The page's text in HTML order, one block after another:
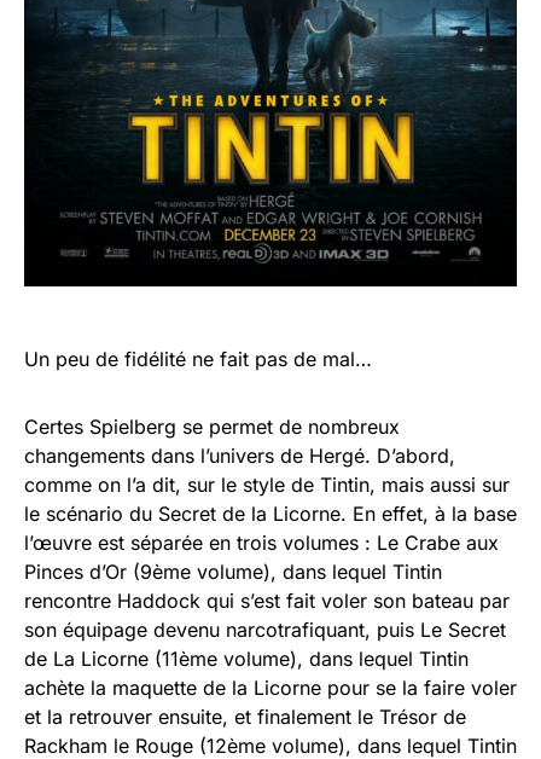
Un peu de fidélité ne fait pas de mal…
Certes Spielberg se permet de nombreux
changements dans l’univers de Hergé. D’abord,
comme on l’a dit, sur le style de Tintin, mais aussi sur
le scénario du Secret de la Licorne. En effet, à la base
l’œuvre est séparée en trois volumes : Le Crabe aux
Pinces d’Or (9ème volume), dans lequel Tintin
rencontre Haddock qui s’est fait voler son bateau par
son équipage devenu narcotrafiquant, puis Le Secret
de La Licorne (11ème volume), dans lequel Tintin
achète la maquette de la Licorne pour se la faire voler
et la retrouver ensuite, et finalement le Trésor de
Rackham le Rouge (12ème volume), dans lequel Tintin